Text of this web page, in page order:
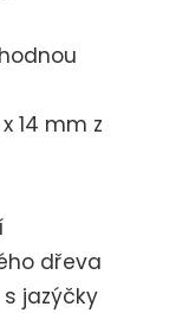
14 mm z
dřeva
jazýčky